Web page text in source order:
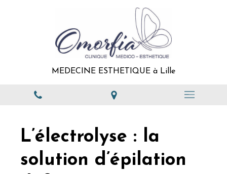
MEDECINE ESTHETIQUE à Lille
L’électrolyse : la
solution d’épilation